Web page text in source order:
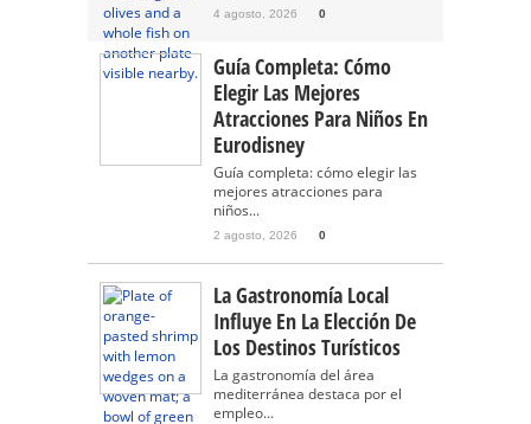
4 agosto, 2026 0
Guía Completa: Cómo
Elegir Las Mejores
Atracciones Para Niños En
Eurodisney
Guía completa: cómo elegir las
mejores atracciones para
niños...
2 agosto, 2026 0
La Gastronomía Local
Influye En La Elección De
Los Destinos Turísticos
La gastronomía del área
mediterránea destaca por el
empleo...